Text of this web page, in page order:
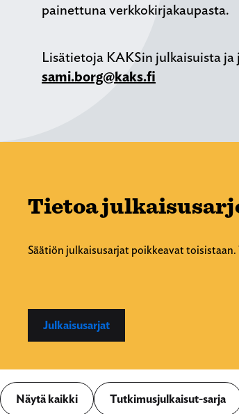
painettuna verkkokirjakaupasta.
Lisätietoja KAKSin julkaisuista ja
sami.borg@kaks.fi
Tietoa
Säätiön julkaisusarjat poikkeavat
Julkaisusarjat
Näytä kaikki Tutkimusjulkaisut-sarja